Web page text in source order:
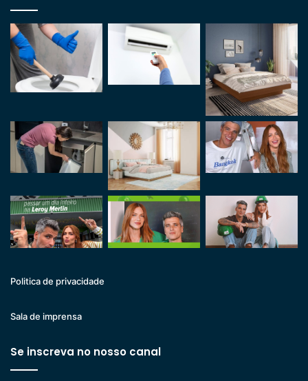
Politica de privacidade
Sala de imprensa
Se inscreva no nosso canal